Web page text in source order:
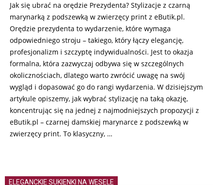
Jak się ubrać na orędzie Prezydenta? Stylizacje z czarną
marynarką z podszewką w zwierzęcy print z eButik.pl.
Orędzie prezydenta to wydarzenie, które wymaga
odpowiedniego stroju – takiego, który łączy elegancję,
profesjonalizm i szczyptę indywidualności. Jest to okazja
formalna, która zazwyczaj odbywa się w szczególnych
okolicznościach, dlatego warto zwrócić uwagę na swój
wygląd i dopasować go do rangi wydarzenia. W dzisiejszym
artykule opiszemy, jak wybrać stylizację na taką okazję,
koncentrując się na jednej z najmodniejszych propozycji z
eButik.pl – czarnej damskiej marynarce z podszewką w
zwierzęcy print. To klasyczny, …
ELEGANCKIE SUKIENKI NA WESELE